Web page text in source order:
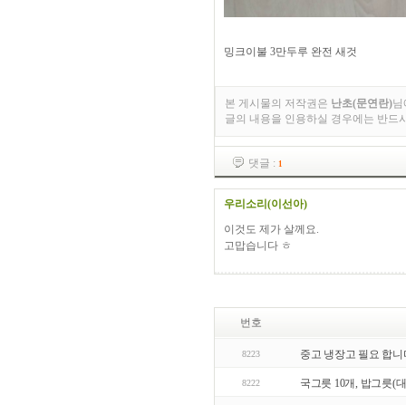
밍크이불 3만두루 완전 새것
본 게시물의 저작권은 난초(문연란)님
글의 내용을 인용하실 경우에는 반드
댓글 : 1
우리소리(이선아)
이것도 제가 살께요.
고맙습니다 ㅎ
번호
8223 중고 냉장고 필요 합니
8222 국그릇 10개, 밥그릇(